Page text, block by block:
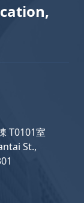
T0101室
St.,